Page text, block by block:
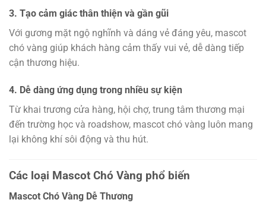
3. Tạo cảm giác thân thiện và gần gũi
Với gương mặt ngộ nghĩnh và dáng vẻ đáng yêu, mascot
chó vàng giúp khách hàng cảm thấy vui vẻ, dễ dàng tiếp
cận thương hiệu.
4. Dễ dàng ứng dụng trong nhiều sự kiện
Từ khai trương cửa hàng, hội chợ, trung tâm thương mại
đến trường học và roadshow, mascot chó vàng luôn mang
lại không khí sôi động và thu hút.
Các loại Mascot Chó Vàng phổ biến
Mascot Chó Vàng Dễ Thương